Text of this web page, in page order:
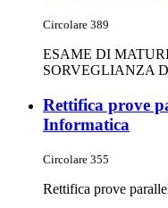
Circolare 389
ESAME DI
SORVEGLIANZA
Rettifica prove
Informatica
Circolare 355
Rettifica prove